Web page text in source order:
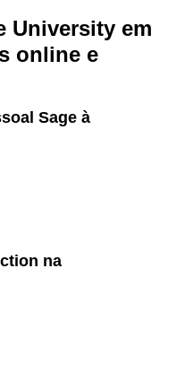
University em
online e
Sage à
na